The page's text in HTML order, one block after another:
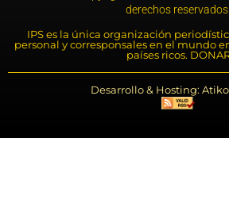
derechos reservados.
IPS es la única organización
personal y corresponsales en el mundo
países ricos.
Desarrollo & Hosting: